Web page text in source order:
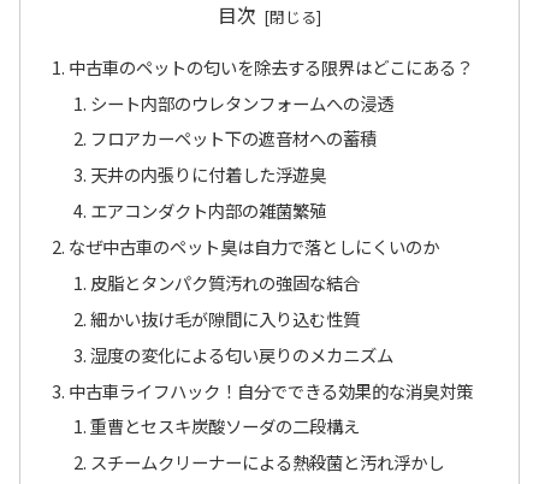
目次
中古車のペットの匂いを除去する限界はどこにある？
シート内部のウレタンフォームへの浸透
フロアカーペット下の遮音材への蓄積
天井の内張りに付着した浮遊臭
エアコンダクト内部の雑菌繁殖
なぜ中古車のペット臭は自力で落としにくいのか
皮脂とタンパク質汚れの強固な結合
細かい抜け毛が隙間に入り込む性質
湿度の変化による匂い戻りのメカニズム
中古車ライフハック！自分でできる効果的な消臭対策
重曹とセスキ炭酸ソーダの二段構え
スチームクリーナーによる熱殺菌と汚れ浮かし